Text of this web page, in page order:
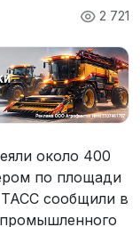
2 721
около 400
по площади
ТАСС сообщили в